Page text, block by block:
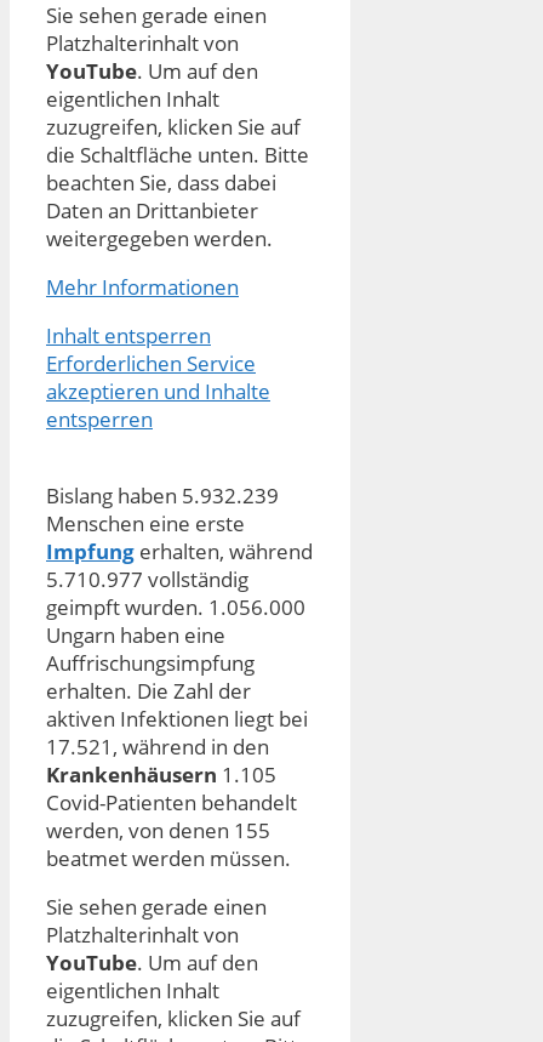
Sie sehen gerade einen
Platzhalterinhalt von
YouTube. Um auf den
eigentlichen Inhalt
zuzugreifen, klicken Sie auf
die Schaltfläche unten. Bitte
beachten Sie, dass dabei
Daten an Drittanbieter
weitergegeben werden.
Mehr Informationen
Inhalt entsperren
Erforderlichen Service
akzeptieren und Inhalte
entsperren
Bislang haben 5.932.239
Menschen eine erste
Impfung erhalten, während
5.710.977 vollständig
geimpft wurden. 1.056.000
Ungarn haben eine
Auffrischungsimpfung
erhalten. Die Zahl der
aktiven Infektionen liegt bei
17.521, während in den
Krankenhäusern 1.105
Covid-Patienten behandelt
werden, von denen 155
beatmet werden müssen.
Sie sehen gerade einen
Platzhalterinhalt von
YouTube. Um auf den
eigentlichen Inhalt
zuzugreifen, klicken Sie auf